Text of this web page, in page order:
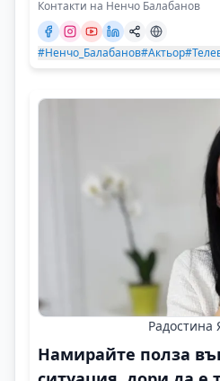
Контакти на Ненчо Балабанов
#Ненчо_Балабанов#Актьор
Радостина
Намирайте полза